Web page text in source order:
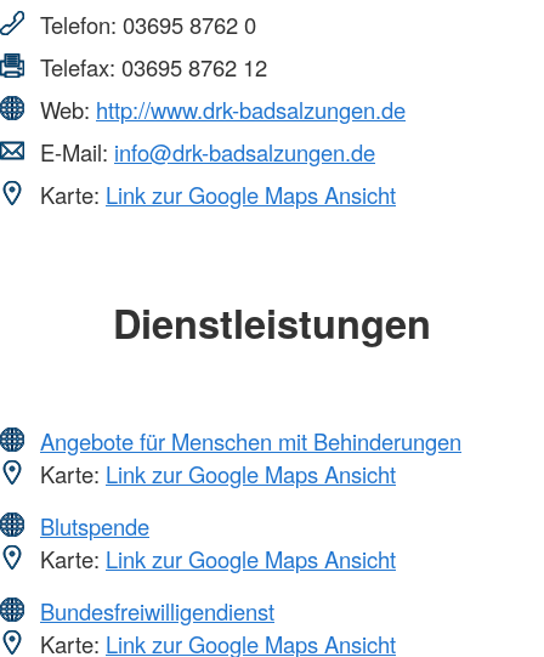
Telefon: 03695 8762 0
Telefax: 03695 8762 12
Web: http://www.drk-badsalzungen.de
E-Mail: info@drk-badsalzungen.de
Karte: Link zur Google Maps Ansicht
Dienstleistungen
Angebote für Menschen mit Behinderungen
Karte: Link zur Google Maps Ansicht
Blutspende
Karte: Link zur Google Maps Ansicht
Bundesfreiwilligendienst
Karte: Link zur Google Maps Ansicht